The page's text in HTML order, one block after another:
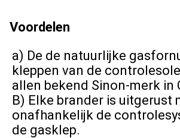
Voordelen
a) De de natuurlijke
kleppen van de
allen bekend Sinon-merk in
B) Elke brander is uitgerust
onafhankelijk de
de gasklep.